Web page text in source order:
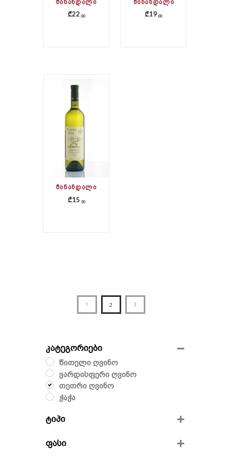
ᲬᲘᲜᲐᲜᲓᲐᲚᲘ
₾22 00
ᲬᲘᲜᲐᲜᲓᲐᲚᲘ
₾19 00
ᲬᲘᲜᲐᲜᲓᲐᲚᲘ
₾15 50
1 2 3
კატეგორიები
წითელი ღვინო
ვარდისფერი ღვინო
თეთრი ღვინო
ჭაჭა
ტიპი
ნახევრად მშრალი
ფასი